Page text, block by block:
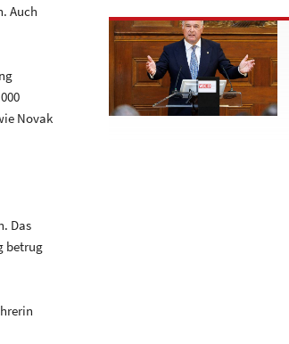
Auch
Novak
Das
betrug